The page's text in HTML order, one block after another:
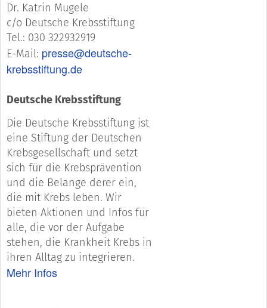
Dr. Katrin Mugele
c/o Deutsche Krebsstiftung
Tel.: 030 322932919
E-Mail: presse@deutsche-
krebsstiftung.de
Deutsche Krebsstiftung
Die Deutsche Krebsstiftung ist
eine Stiftung der Deutschen
Krebsgesellschaft und setzt
sich für die Krebsprävention
und die Belange derer ein,
die mit Krebs leben. Wir
bieten Aktionen und Infos für
alle, die vor der Aufgabe
stehen, die Krankheit Krebs in
ihren Alltag zu integrieren.
Mehr Infos